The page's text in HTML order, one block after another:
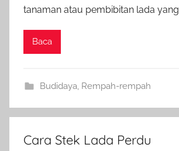
tanaman atau pembibitan lada yang
Baca
Budidaya Rempah-rempah
Cara Stek Lada Perdu